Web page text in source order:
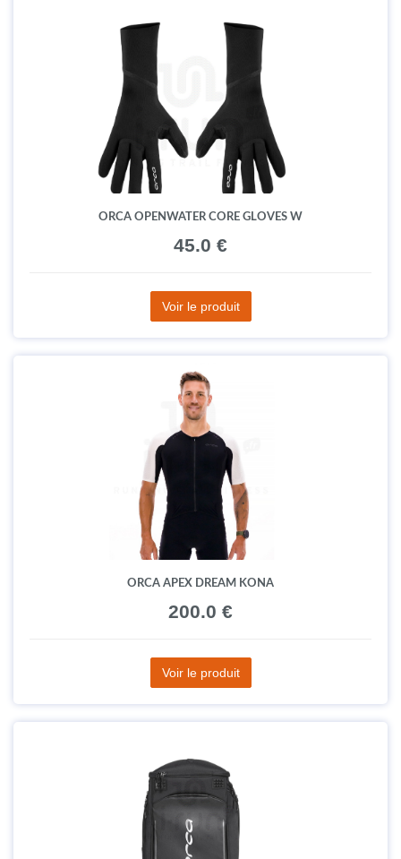
ORCA OPENWATER CORE GLOVES W
45.0 €
Voir le produit
ORCA APEX DREAM KONA
200.0 €
Voir le produit